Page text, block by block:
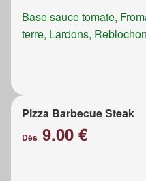
Base sauce tomate,
terre, Lardons, Reblochon
Pizza Barbecue Steak
Dès 9.00 €